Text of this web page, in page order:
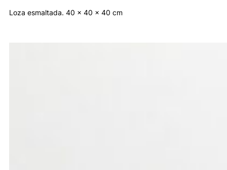
Loza esmaltada. 40 x 40 x 40 cm